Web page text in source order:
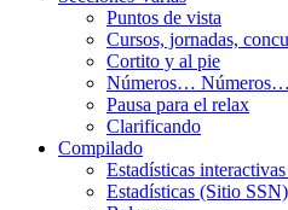
Puntos de vista
Cursos, jornadas,
Cortito y al pie
Números… Números…
Pausa para el relax
Clarificando
Compilado
Estadísticas
Estadísticas (Sitio SSN)